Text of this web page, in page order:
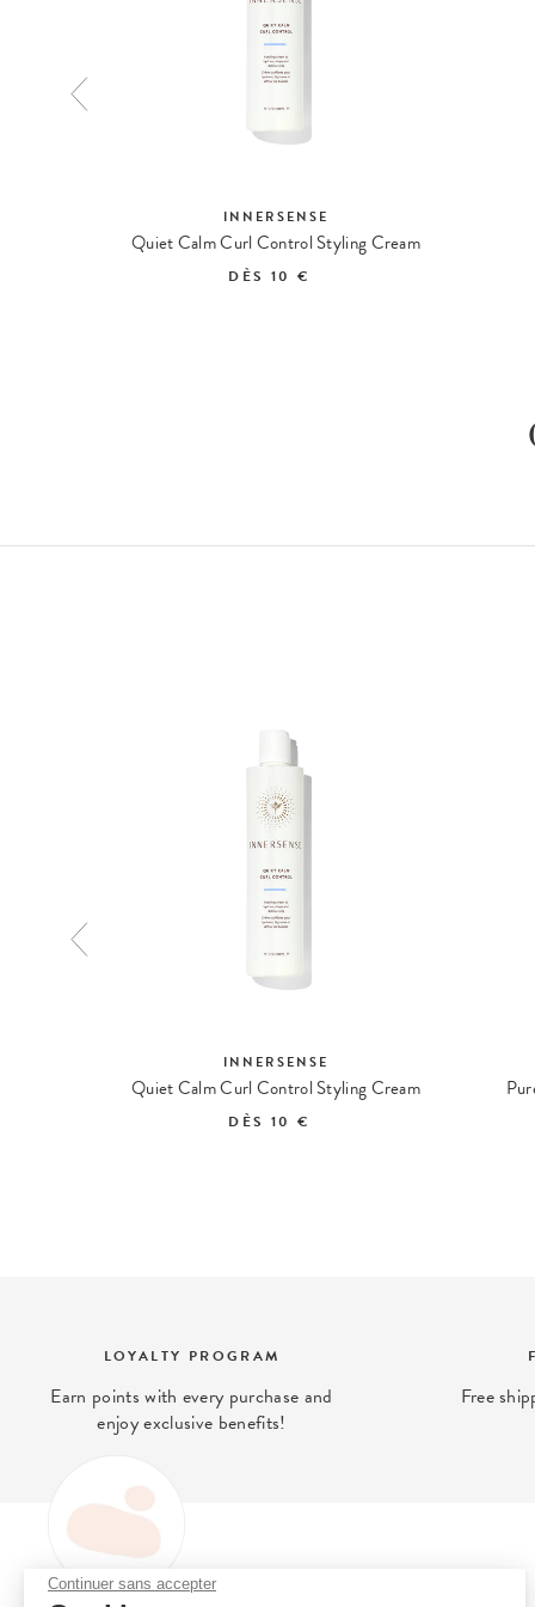
Continuer sans accepter
INNERSENSE
Quiet Calm Curl Control Styling Cream
DÈS 10 €
INNERSENSE
Quiet Calm Curl Control Styling Cream
DÈS 10 €
LOYALTY PROGRAM
Earn points with every purchase and
enjoy exclusive benefits!
Free